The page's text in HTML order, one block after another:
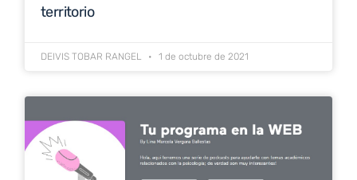
territorio
DEIVIS TOBAR RANGEL 1 de octubre de 2021